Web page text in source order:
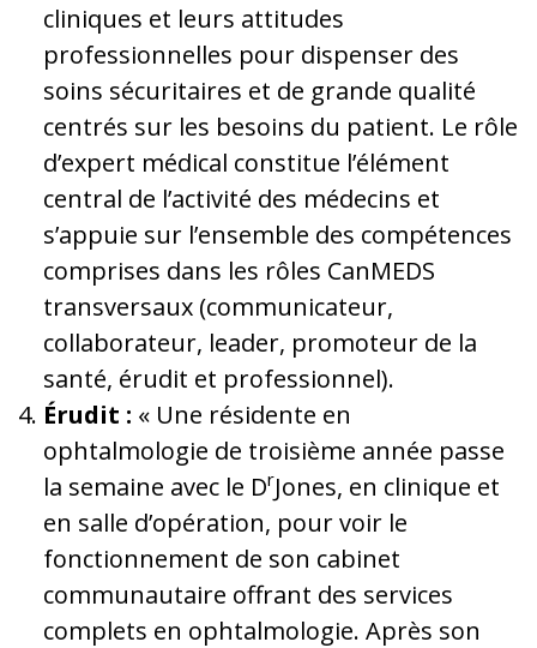
cliniques et leurs attitudes
professionnelles pour dispenser des
soins sécuritaires et de grande qualité
centrés sur les besoins du patient. Le rôle
d’expert médical constitue l’élément
central de l’activité des médecins et
s’appuie sur l’ensemble des compétences
comprises dans les rôles CanMEDS
transversaux (communicateur,
collaborateur, leader, promoteur de la
santé, érudit et professionnel).
Érudit : « Une résidente en
ophtalmologie de troisième année passe
la semaine avec le DrJones, en clinique et
en salle d’opération, pour voir le
fonctionnement de son cabinet
communautaire offrant des services
complets en ophtalmologie. Après son